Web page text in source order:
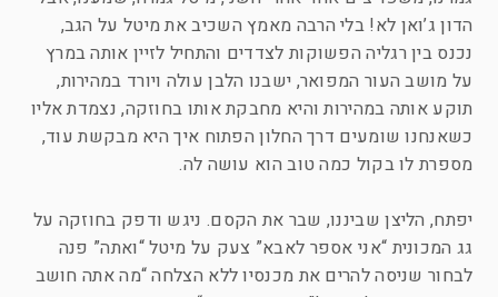
הדון ג’ואן לא! בלי הרבה מאמץ השכיב את מיטל על הגב,
נכנס בין רגליה הפשוקות לצדדים והתחיל לזיין אותה במרץ
על מושב העור המפואר, ישבנו הלבן עולה ויורד במהירות,
תוקע אותה במהירות והיא מחבקת אותו בחוזקה, נצמדת אליו
כשאנחנו שומעים דרך החלון הפתוח איך היא מבקשת עוד,
מספרת לו בקול כמה טוב הוא עושה לה.
יפתח, הליצן שביננו, שבר את הקסם. ניגש ודפק בחוזקה על
גג המכונית “אני אספר לאבא” צעק על מיטל “ואתה” פנה
לבחור שניסה להרים את מכנסיו ללא הצלחה “מה אתה חושב